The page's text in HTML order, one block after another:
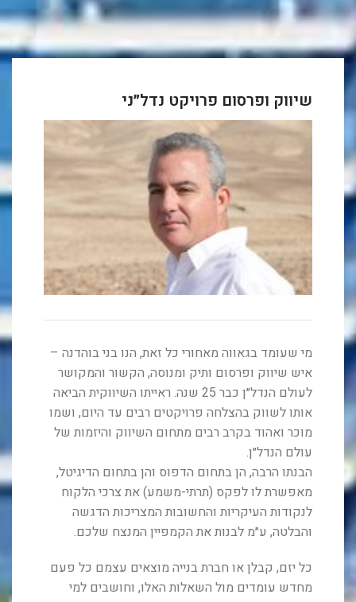
שיווק ופרסום פרויקט נדל״ני
מי שעומד בגאווה מאחורי כל זאת, הנו בני בוהדנה –
איש שיווק ופרסום ותיק ומנוסה, הקשור והמקושר
לעולם הנדל״ן כבר 25 שנה. ראייתו השיווקית הביאה
אותו לשווק בהצלחה פרויקטים רבים עד היום, ושמו
מוכר ואהוד בקרב רבים מתחום השיווק והיזמות של
עולם הנדל״ן.
הבנתו הרבה, הן בתחום הדפוס והן בתחום הדיגיטל,
מאפשרת לו לפקס (תרתי-משמע) את צרכי הלקוח
לנקודות העיקריות והחשובות המצריכות הדגשה
והבלטה, ע״מ לבנות את הקמפיין המנצח שלכם.
כל יזם, קבלן או חברת בנייה מוצאים עצמם כל פעם
מחדש עומדים מול השאלות האלו, וחושבים למי